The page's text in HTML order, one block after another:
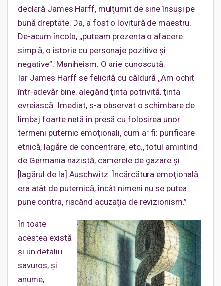
declară James Harff, mulţumit de sine însuşi pe
bună dreptate. Da, a fost o lovitură de maestru.
De-acum încolo, ,,puteam prezenta o afacere
simplă, o istorie cu personaje pozitive şi
negative”. Maniheism. O arie cunoscută.
Iar James Harff se felicită cu căldură ,,Am ochit
într-adevăr bine, alegând ţinta potrivită, ţinta
evreiască. Imediat, s-a observat o schimbare de
limbaj foarte netă în presă cu folosirea unor
termeni puternic emoţionali, cum ar fi: purificare
etnică, lagăre de concentrare, etc., totul amintind
de Germania nazistă, camerele de gazare şi
[lagărul de la] Auschwitz. Încărcătura emoţională
era atât de puternică, încât nimeni nu se putea
pune contra, riscând acuzaţia de revizionism.”
În toate
acestea există
şi un detaliu
savuros, şi
anume,